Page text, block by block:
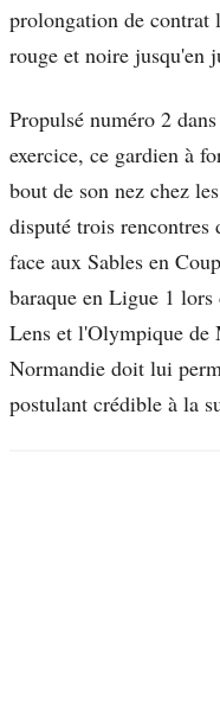
prolongation de contrat
rouge et noire jusqu'en
Propulsé numéro 2
exercice, ce gardien à
bout de son nez chez
disputé trois rencontres
face aux Sables en
baraque en Ligue 1
Lens et l'Olympique de
Normandie doit lui
postulant crédible à la